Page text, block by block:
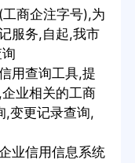
商企注字号),为
服务,自起,我市
用查询工具,提
业相关的工商
,变更记录查询,
业信用信息系统